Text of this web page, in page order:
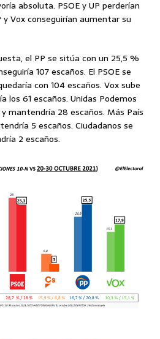
absoluta. PSOE y UP perderían
Vox conseguirían aumentar su
el PP se sitúa con un 25,5 %
107 escaños. El PSOE se
con 104 escaños. Vox sube
los 61 escaños. Unidas Podemos
mantendría 28 escaños. Más País
5 escaños. Ciudadanos se
2 escaños.